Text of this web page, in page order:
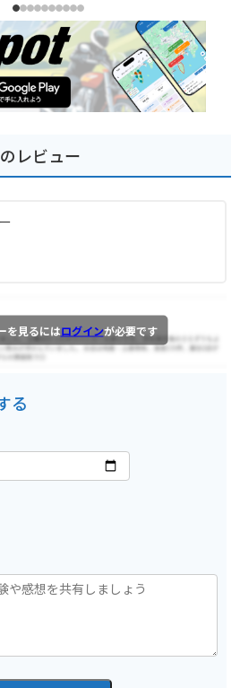
レビュー
を見るにはログインが必要です
る